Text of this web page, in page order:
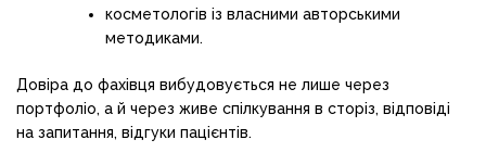
косметологів із власними авторськими
методиками.
Довіра до фахівця вибудовується не лише через
портфоліо, а й через живе спілкування в сторіз, відповіді
на запитання, відгуки пацієнтів.